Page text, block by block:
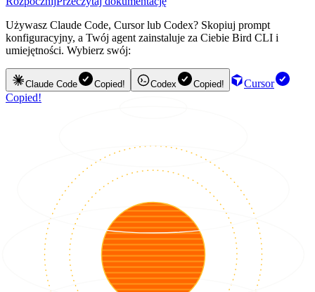
Używasz Claude Code, Cursor lub Codex? Skopiuj prompt
konfiguracyjny, a Twój agent zainstaluje za Ciebie Bird CLI i
umiejętności. Wybierz swój:
Claude Code Copied! Codex Copied!
Cursor
Copied!